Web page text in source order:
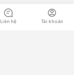
Liên hệ Tài khoản